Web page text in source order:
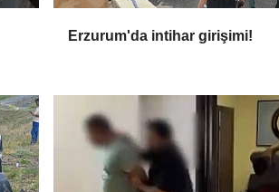
Erzurum'da intihar girişimi!